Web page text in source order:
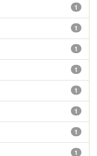
1
1
1
1
1
1
1
1